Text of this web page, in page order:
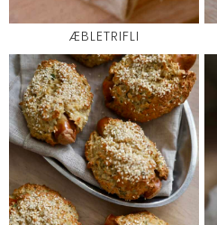
ÆBLETRIFLI